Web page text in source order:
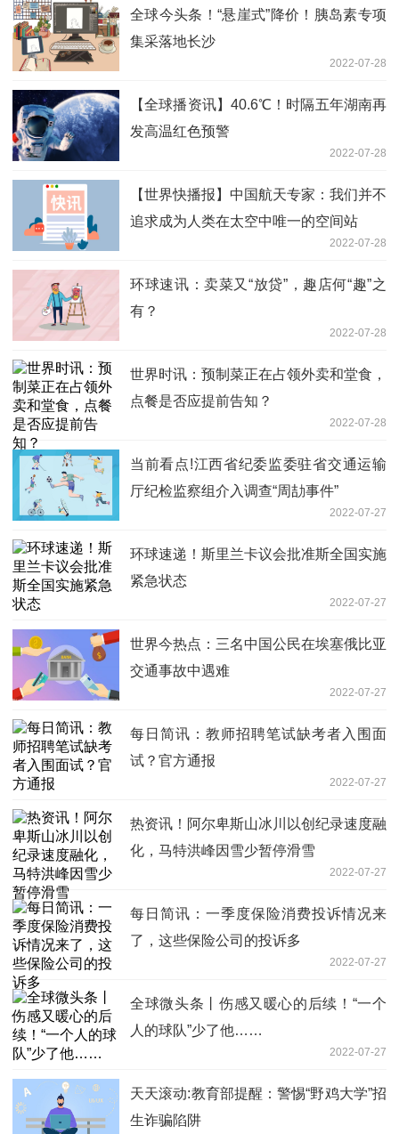
全球今头条！“悬崖式”降价！胰岛素专项
集采落地长沙
2022-07-28
【全球播资讯】40.6℃！时隔五年湖南再
发高温红色预警
2022-07-28
【世界快播报】中国航天专家：我们并不
追求成为人类在太空中唯一的空间站
2022-07-28
环球速讯：卖菜又“放贷”，趣店何“趣”之
有？
2022-07-28
世界时讯：预制菜正在占领外卖和堂食，
点餐是否应提前告知？
2022-07-28
当前看点!江西省纪委监委驻省交通运输
厅纪检监察组介入调查“周劼事件”
2022-07-27
环球速递！斯里兰卡议会批准斯全国实施
紧急状态
2022-07-27
世界今热点：三名中国公民在埃塞俄比亚
交通事故中遇难
2022-07-27
每日简讯：教师招聘笔试缺考者入围面
试？官方通报
2022-07-27
热资讯！阿尔卑斯山冰川以创纪录速度融
化，马特洪峰因雪少暂停滑雪
2022-07-27
每日简讯：一季度保险消费投诉情况来
了，这些保险公司的投诉多
2022-07-27
全球微头条丨伤感又暖心的后续！“一个
人的球队”少了他……
2022-07-27
天天滚动:教育部提醒：警惕“野鸡大学”招
生诈骗陷阱